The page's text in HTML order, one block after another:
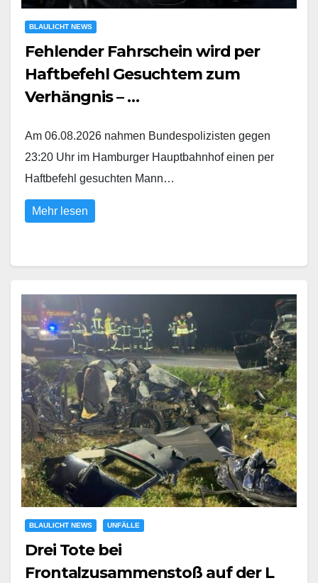
BLAULICHT NEWS
Fehlender Fahrschein wird per
Haftbefehl Gesuchtem zum
Verhängnis – …
Am 06.08.2026 nahmen Bundespolizisten gegen
23:20 Uhr im Hamburger Hauptbahnhof einen per
Haftbefehl gesuchten Mann…
Mehr lesen
BLAULICHT NEWS UNFÄLLE
Drei Tote bei
Frontalzusammenstoß auf der L